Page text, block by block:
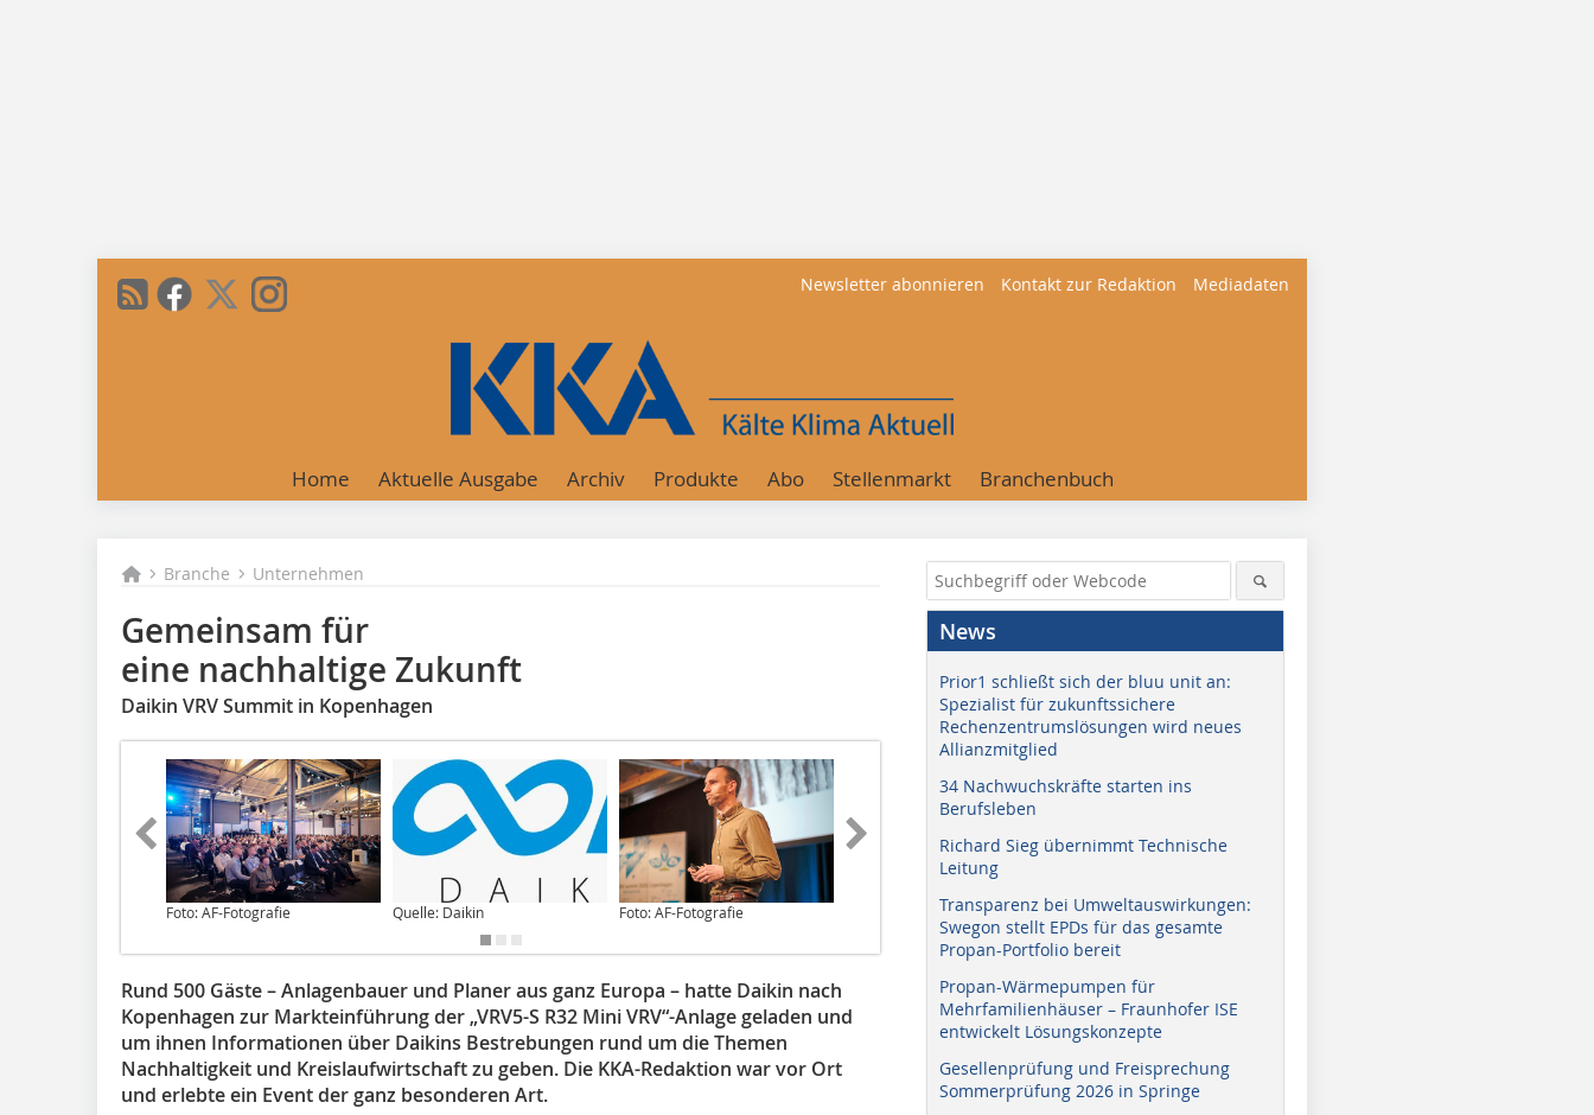
Newsletter abonnieren Kontakt zur Redaktion Mediadaten
Home Aktuelle Ausgabe Archiv Produkte Abo Stellenmarkt Branchenbuch
Branche Unternehmen
Gemeinsam für
eine nachhaltige Zukunft
Daikin VRV Summit in Kopenhagen
Foto: AF-Fotografie Quelle: Daikin Foto: AF-Fotografie Foto: AF-Fotografie
Rund 500 Gäste – Anlagenbauer und Planer aus ganz Europa – hatte Daikin nach
Kopenhagen zur Markteinführung der „VRV5-S R32 Mini VRV“-Anlage geladen und
um ihnen Informationen über Daikins Bestrebungen rund um die Themen
Nachhaltigkeit und Kreislaufwirtschaft zu geben. Die KKA-Redaktion war vor Ort
und erlebte ein Event der ganz besonderen Art.
News
Prior1 schließt sich der bluu unit an:
Spezialist für zukunftssichere
Rechenzentrumslösungen wird neues
Allianzmitglied
34 Nachwuchskräfte starten ins
Berufsleben
Richard Sieg übernimmt Technische
Leitung
Transparenz bei Umweltauswirkungen:
Swegon stellt EPDs für das gesamte
Propan-Portfolio bereit
Propan-Wärmepumpen für
Mehrfamilienhäuser – Fraunhofer ISE
entwickelt Lösungskonzepte
Gesellenprüfung und Freisprechung
Sommerprüfung 2026 in Springe